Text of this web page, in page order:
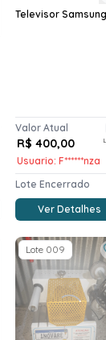
Televisor Samsung
Valor Atual
R$ 400,00
Usuario: F******nza
Lote Encerrado
Ver Detalhes
Lote 009